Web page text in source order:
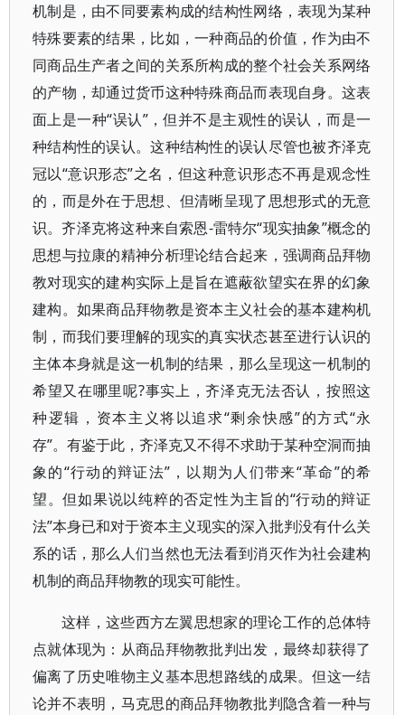
机制是，由不同要素构成的结构性网络，表现为某种
特殊要素的结果，比如，一种商品的价值，作为由不
同商品生产者之间的关系所构成的整个社会关系网络
的产物，却通过货币这种特殊商品而表现自身。这表
面上是一种“误认”，但并不是主观性的误认，而是一
种结构性的误认。这种结构性的误认尽管也被齐泽克
冠以“意识形态”之名，但这种意识形态不再是观念性
的，而是外在于思想、但清晰呈现了思想形式的无意
识。齐泽克将这种来自索恩-雷特尔“现实抽象”概念的
思想与拉康的精神分析理论结合起来，强调商品拜物
教对现实的建构实际上是旨在遮蔽欲望实在界的幻象
建构。如果商品拜物教是资本主义社会的基本建构机
制，而我们要理解的现实的真实状态甚至进行认识的
主体本身就是这一机制的结果，那么呈现这一机制的
希望又在哪里呢?事实上，齐泽克无法否认，按照这
种逻辑，资本主义将以追求“剩余快感”的方式“永
存”。有鉴于此，齐泽克又不得不求助于某种空洞而抽
象的“行动的辩证法”，以期为人们带来“革命”的希
望。但如果说以纯粹的否定性为主旨的“行动的辩证
法”本身已和对于资本主义现实的深入批判没有什么关
系的话，那么人们当然也无法看到消灭作为社会建构
机制的商品拜物教的现实可能性。
这样，这些西方左翼思想家的理论工作的总体特
点就体现为：从商品拜物教批判出发，最终却获得了
偏离了历史唯物主义基本思想路线的成果。但这一结
论并不表明，马克思的商品拜物教批判隐含着一种与